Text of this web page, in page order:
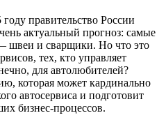
правительство России
актуальный прогноз: самые
швеи и сварщики. Но что это
тех, кто управляет
для автолюбителей?
которая может кардинально
автосервиса и подготовит
бизнес-процессов.